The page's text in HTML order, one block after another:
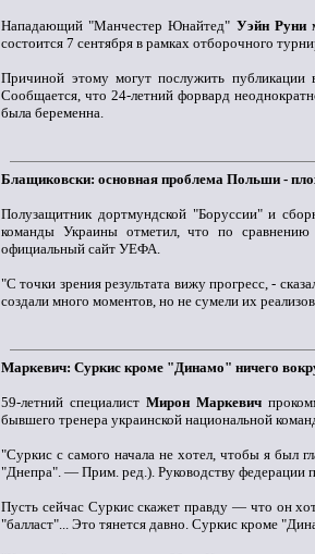
Нападающий "Манчестер Юнайтед" Уэйн Руни
состоится 7 сентября в рамках отборочного
Причиной этому могут послужить
Сообщается, что 24-летний форвард
была беременна.
Блащиковски: основная проблема Польши -
Полузащитник дортмундской "Боруссии" и
команды Украины отметил, что по
официальный сайт УЕФА.
"С точки зрения результата вижу прогресс, -
создали много моментов, но не сумели их
Маркевич: Суркис кроме "Динамо" ничего
59-летний специалистМирон Маркевич
бывшего тренера украинской национальной
"Суркис с самого начала не хотел, чтобы я был
"Днепра". — Прим. ред.). Руководству федерации
Пусть сейчас Суркис скажет правду — что он
"балласт"... Это тянется давно. Суркис кроме